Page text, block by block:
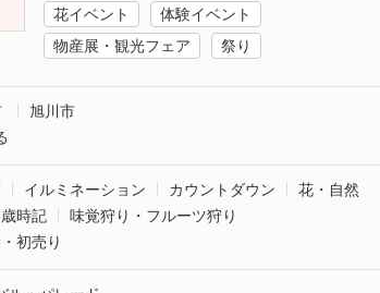
花イベント
体験イベント
物産展・観光フェア
祭り
旭川市
イルミネーション カウントダウン
花・自然
時記
味覚狩り・フルーツ狩り
初売り